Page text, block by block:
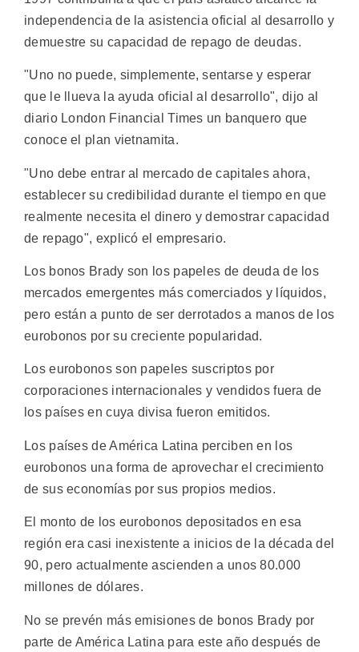
independencia de la asistencia oficial al desarrollo y
demuestre su capacidad de repago de deudas.
"Uno no puede, simplemente, sentarse y esperar
que le llueva la ayuda oficial al desarrollo", dijo al
diario London Financial Times un banquero que
conoce el plan vietnamita.
"Uno debe entrar al mercado de capitales ahora,
establecer su credibilidad durante el tiempo en que
realmente necesita el dinero y demostrar capacidad
de repago", explicó el empresario.
Los bonos Brady son los papeles de deuda de los
mercados emergentes más comerciados y líquidos,
pero están a punto de ser derrotados a manos de los
eurobonos por su creciente popularidad.
Los eurobonos son papeles suscriptos por
corporaciones internacionales y vendidos fuera de
los países en cuya divisa fueron emitidos.
Los países de América Latina perciben en los
eurobonos una forma de aprovechar el crecimiento
de sus economías por sus propios medios.
El monto de los eurobonos depositados en esa
región era casi inexistente a inicios de la década del
90, pero actualmente ascienden a unos 80.000
millones de dólares.
No se prevén más emisiones de bonos Brady por
parte de América Latina para este año después de